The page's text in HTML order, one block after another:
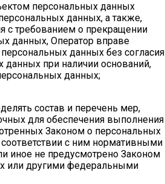
персональных данных
данных, а также,
с требованием о прекращении
данных, Оператор вправе
данных без согласия
данных при наличии оснований,
данных;
состав и перечень мер,
для обеспечения выполнения
Законом о персональных
с ним нормативными
иное не предусмотрено Законом
или другими федеральными